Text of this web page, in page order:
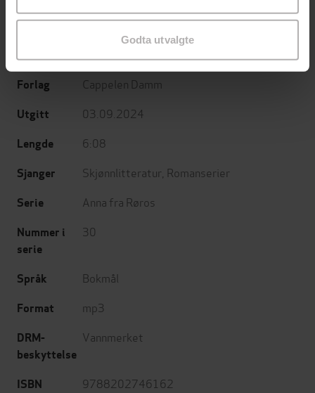
Godta utvalgte
Annikki Øvergård(forfatter),
Ibsen-Børnick(innleser)
Forlag Cappelen Damm
Utgitt 03.09.2024
Lengde 6:08
Sjanger Skjønnlitteratur Romanserier
Serie Anna fra Røros
Nummer i
serie
30
Språk Bokmål
Format mp3
DRM-
beskyttelse
Vannmerket
ISBN 9788202746162